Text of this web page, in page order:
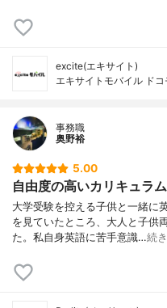
excite(エキサイト)
エキサイトモバイル ド
事務職
奥野裕
5.00
自由度の高いカリキュラ
大学受験を控える子供と一緒に
を見ていたところ、大人と子供
た。私自身英語に苦手意識…続